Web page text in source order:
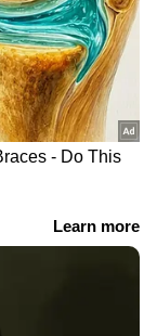
എല്ലാ